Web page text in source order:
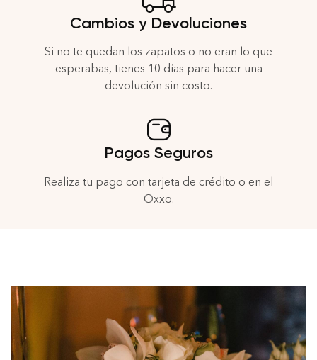
Cambios y Devoluciones
Si no te quedan los zapatos o no eran lo que
esperabas, tienes 10 días para hacer una
devolución sin costo.
Pagos Seguros
Realiza tu pago con tarjeta de crédito o en el
Oxxo.